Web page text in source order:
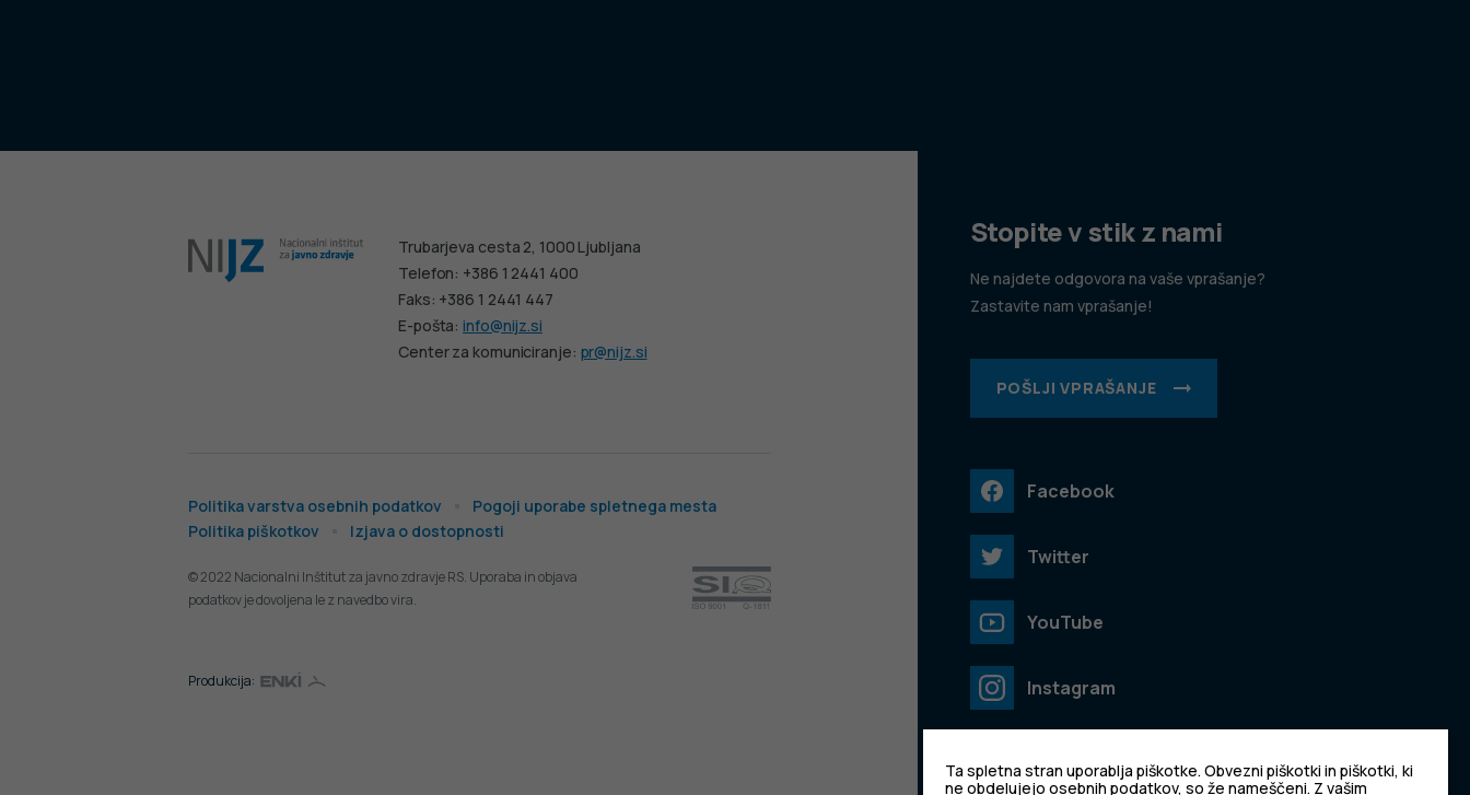
Trubarjeva cesta 2, 1000 Ljubljana
Telefon: +386 1 2441 400
Faks: +386 1 2441 447
E-pošta:info@nijz.si
Center za komuniciranje: pr@nijz.si
Politika varstva osebnih podatkov
Pogoji uporabe spletnega mesta
Politika piškotkov
Izjava o dostopnosti
© 2022 Nacionalni Inštitut za javno zdravje RS. Uporaba in objava
podatkov je dovoljena le z navedbo vira.
Produkcija:
Stopite v stik z nami
Ne najdete odgovora na vaše vprašanje?
Zastavite nam vprašanje!
POŠLJI VPRAŠANJE
Facebook
Twitter
YouTube
Instagram
Ta spletna stran uporablja piškotke. Obvezni piškotki in piškotki, ki
ne obdelujejo osebnih podatkov, so že nameščeni. Z vašim